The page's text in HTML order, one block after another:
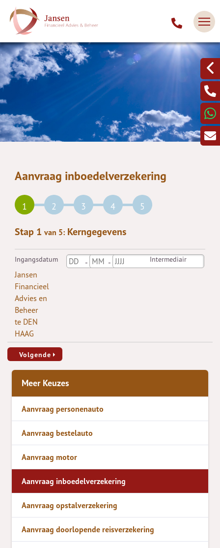
Aanvraag inboedelverzekering
1 2 3 4 5
Stap 1 van 5: Kerngegevens
Ingangsdatum Intermediair
Jansen
Financieel
Advies en
Beheer
te DEN
HAAG
Volgende
Meer Keuzes
Aanvraag personenauto
Aanvraag bestelauto
Aanvraag motor
Aanvraag inboedelverzekering
Aanvraag opstalverzekering
Aanvraag doorlopende reisverzekering